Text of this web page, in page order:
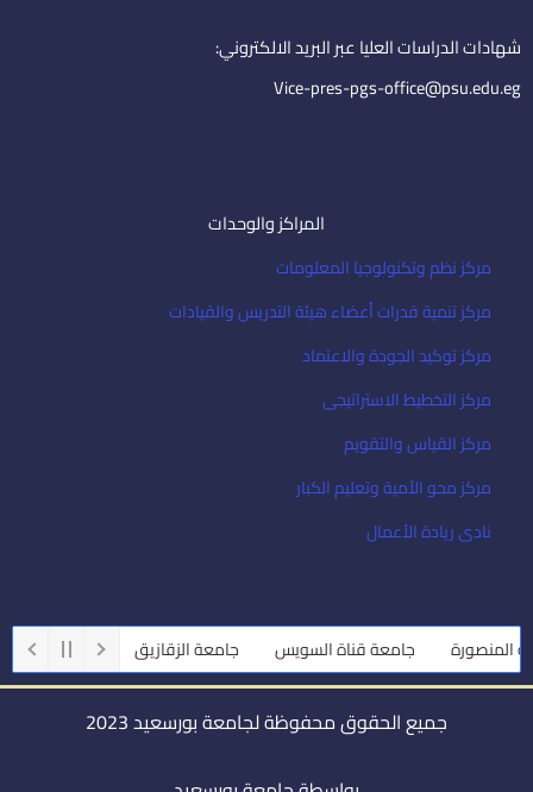
i
l
شهادات الدراسات العليا عبر البريد الالكتروني:
Vice-pres-pgs-office@psu.edu.eg
المراكز والوحدات
مركز نظم وتكنولوجيا المعلومات
مركز تنمية قدرات أعضاء هيئة التدريس والقيادات
مركز توكيد الجودة والاعتماد
مركز التخطيط الاستراتيجى
مركز القياس والتقويم
مركز محو الأمية وتعليم الكبار
نادى ريادة الأعمال
جامعة قناة السويس جامعة الزقازيق جامعة أسيوط
جميع الحقوق محفوظة لجامعة بورسعيد 2023